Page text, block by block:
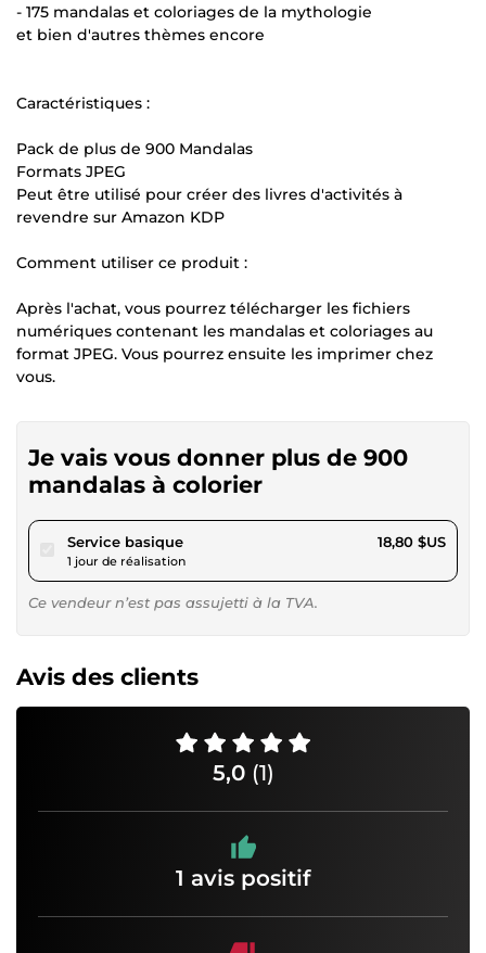
- 175 mandalas et coloriages de la mythologie
et bien d'autres thèmes encore
Caractéristiques :
Pack de plus de 900 Mandalas
Formats JPEG
Peut être utilisé pour créer des livres d'activités à
revendre sur Amazon KDP
Comment utiliser ce produit :
Après l'achat, vous pourrez télécharger les fichiers
numériques contenant les mandalas et coloriages au
format JPEG. Vous pourrez ensuite les imprimer chez
vous.
Je vais vous donner plus de 900
mandalas à colorier
Service basiquepour 17,32 $US
1 jour de réalisation
18,80 $US
Ce vendeur n’est pas assujetti à la TVA.
Avis des clients
5,0 (1)
1 avis positif